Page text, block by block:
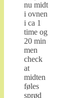
nu midt
i ovnen
i ca 1
time og
20 min
men
check
at
midten
føles
sprød